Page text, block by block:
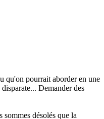
qu'on pourrait aborder en une
Demander des
désolés que la